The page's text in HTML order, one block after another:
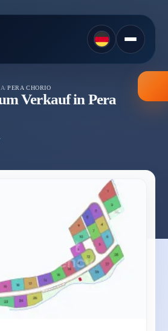
PERA CHORIO
Verkauf in Pera